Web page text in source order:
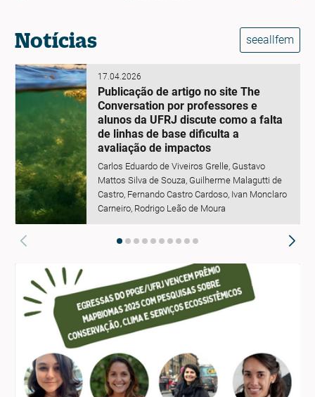
Notícias seeallfem
17.04.2026
Publicação de artigo no site The
Conversation por professores e
alunos da UFRJ discute como a falta
de linhas de base dificulta a
avaliação de impactos
Carlos Eduardo de Viveiros Grelle, Gustavo
Mattos Silva de Souza, Guilherme Malagutti de
Castro, Fernando Castro Cardoso, Ivan Monclaro
Carneiro, Rodrigo Leão de Moura